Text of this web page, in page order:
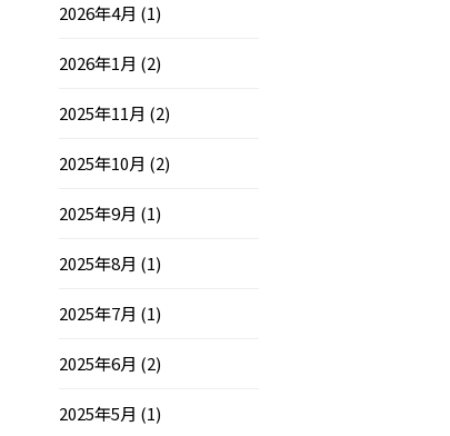
2026年4月 (1)
2026年1月 (2)
2025年11月 (2)
2025年10月 (2)
2025年9月 (1)
2025年8月 (1)
2025年7月 (1)
2025年6月 (2)
2025年5月 (1)